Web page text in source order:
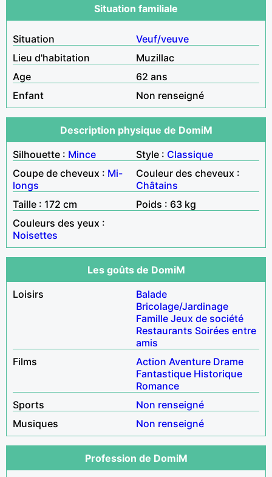
Situation familiale
Situation
Veuf/veuve
Lieu d'habitation
Muzillac
Age
62 ans
Enfant
Non renseigné
Description physique de DomiM
Silhouette : Mince Style : Classique
Coupe de cheveux : Mi-
longs
Couleur des cheveux :
Châtains
Taille : 172 cm
Poids : 63 kg
Couleurs des yeux :
Noisettes
Les goûts de DomiM
Loisirs
Balade
Bricolage/Jardinage
Famille Jeux de société
Restaurants Soirées entre
amis
Films
Action Aventure Drame
Fantastique Historique
Romance
Sports
Non renseigné
Musiques
Non renseigné
Profession de DomiM